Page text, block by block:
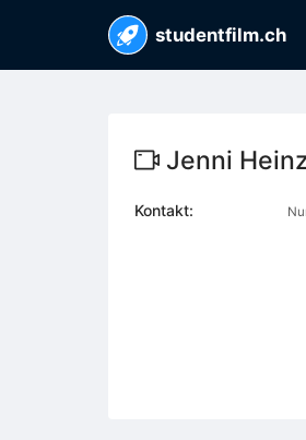
studentfilm.ch
Jenni
Kontakt: